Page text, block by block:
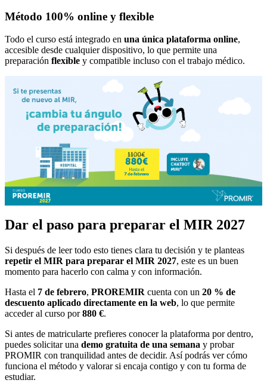
Método 100% online y flexible
Todo el curso está integrado en una única plataforma online,
accesible desde cualquier dispositivo, lo que permite una
preparación flexible y compatible incluso con el trabajo médico.
Dar el paso para preparar el MIR 2027
Si después de leer todo esto tienes clara tu decisión y te planteas
repetir el MIR para preparar el MIR 2027, este es un buen
momento para hacerlo con calma y con información.
Hasta el 7 de febrero, PROREMIR cuenta con un 20 % de
descuento aplicado directamente en la web, lo que permite
acceder al curso por880 €.
Si antes de matricularte prefieres conocer la plataforma por dentro,
puedes solicitar una demo gratuita de una semana y probar
PROMIR con tranquilidad antes de decidir. Así podrás ver cómo
funciona el método y valorar si encaja contigo y con tu forma de
estudiar.